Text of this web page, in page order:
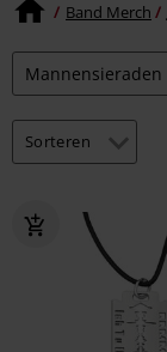
Band Merch
Mannensieraden